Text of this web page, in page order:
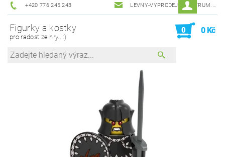
+420 776 245 243 LEVNY-VYPRODEJ@CENTRUM.CZ
Figurky a kostky
pro radost ze hry.. :)
0 0 Kč